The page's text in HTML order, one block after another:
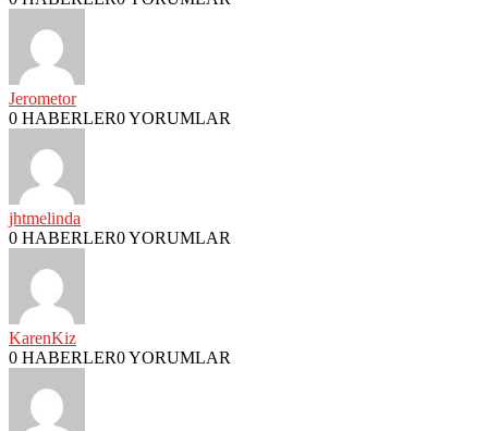
Jerometor
0 HABERLER0 YORUMLAR
jhtmelinda
0 HABERLER0 YORUMLAR
KarenKiz
0 HABERLER0 YORUMLAR